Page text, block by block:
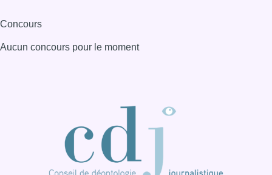
Concours
Aucun concours pour le moment